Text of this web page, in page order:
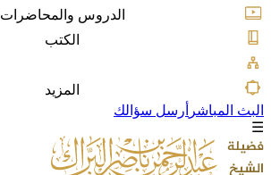
الدروس والمحاضرات
الكتب
المزيد
البث المباشر أرسل سؤالك
☰